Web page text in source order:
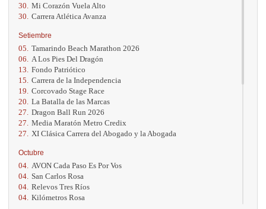
30. Mi Corazón Vuela Alto
30. Carrera Atlética Avanza
Setiembre
05. Tamarindo Beach Marathon 2026
06.
A Los Pies Del Dragón
13. Fondo Patriótico
15. Carrera de la Independencia
19. Corcovado Stage Race
20. La Batalla de las Marcas
27. Dragon Ball Run 2026
27. Media Maratón Metro Credix
27.
XI Clásica Carrera del Abogado y la Abogada
Octubre
04. AVON Cada Paso Es Por Vos
04. San Carlos Rosa
04. Relevos Tres Ríos
04. Kilómetros Rosa